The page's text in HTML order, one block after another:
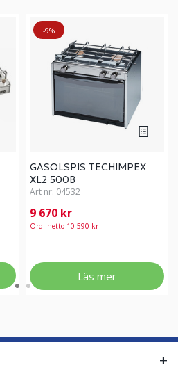
-9%
GASOLSPIS TECHIMPEX
XL2 500B
Art nr: 04532
9 670 kr
Ord. netto 10 590 kr
Läs mer